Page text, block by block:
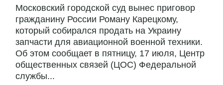
Московский городской суд вынес приговор
гражданину России Роману Карецкому,
который собирался продать на Украину
запчасти для авиационной военной техники.
Об этом сообщает в пятницу, 17 июля, Центр
общественных связей (ЦОС) Федеральной
службы...